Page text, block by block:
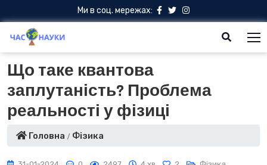
Ми в соц. мережах:
Що таке квантова
заплутаність? Проблема
реальності у фізиці
Головна Фізика